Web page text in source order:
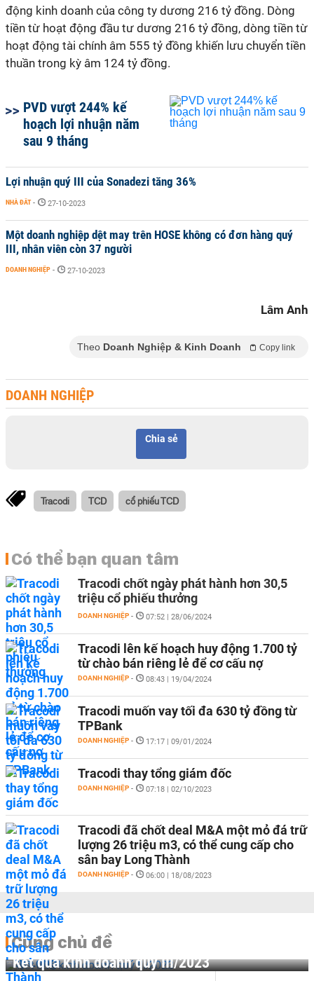
động kinh doanh của công ty dương 216 tỷ đồng. Dòng
tiền từ hoạt động đầu tư dương 216 tỷ đồng, dòng tiền từ
hoạt động tài chính âm 555 tỷ đồng khiến lưu chuyển tiền
thuần trong kỳ âm 124 tỷ đồng.
PVD vượt 244% kế
hoạch lợi nhuận năm
sau 9 tháng
Lợi nhuận quý III của Sonadezi tăng 36%
NHÀ ĐẤT - 27-10-2023
Một doanh nghiệp dệt may trên HOSE không có đơn hàng quý
III, nhân viên còn 37 người
DOANH NGHIỆP - 27-10-2023
Lâm Anh
Theo Doanh Nghiệp & Kinh Doanh Copy link
DOANH NGHIỆP
Chia sẻ
Tracodi TCD cổ phiếu TCD
Có thể bạn quan tâm
Tracodi chốt ngày phát hành hơn 30,5
triệu cổ phiếu thưởng
DOANH NGHIỆP - 07:52 | 28/06/2024
Tracodi lên kế hoạch huy động 1.700 tỷ
từ chào bán riêng lẻ để cơ cấu nợ
DOANH NGHIỆP - 08:43 | 19/04/2024
Tracodi muốn vay tối đa 630 tỷ đồng từ
TPBank
DOANH NGHIỆP - 17:17 | 09/01/2024
Tracodi thay tổng giám đốc
DOANH NGHIỆP - 07:18 | 02/10/2023
Tracodi đã chốt deal M&A một mỏ đá trữ
lượng 26 triệu m3, có thể cung cấp cho
sân bay Long Thành
DOANH NGHIỆP - 06:00 | 18/08/2023
Cùng chủ đề
Kết quả kinh doanh quý III/2023